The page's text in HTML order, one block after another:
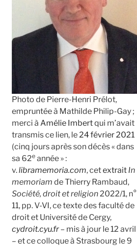
Photo de Pierre-Henri Prélot,
empruntée à Mathilde Philip-Gay ;
merci à Amélie Imbertqui m’avait
transmis ce lien, le 24 février 2021
(cinq jours après son décès « dans
sa 62e année » :
v.libramemoria.com, cetextrait In
memoriam de Thierry Rambaud,
Société, droit et religion 2022/1, n°
11, pp. V-VI, ce texte des faculté de
droit et Université de Cergy,
cydroit.cyu.fr– mis à jour le 12 avril
– et ce colloque à Strasbourg le 9